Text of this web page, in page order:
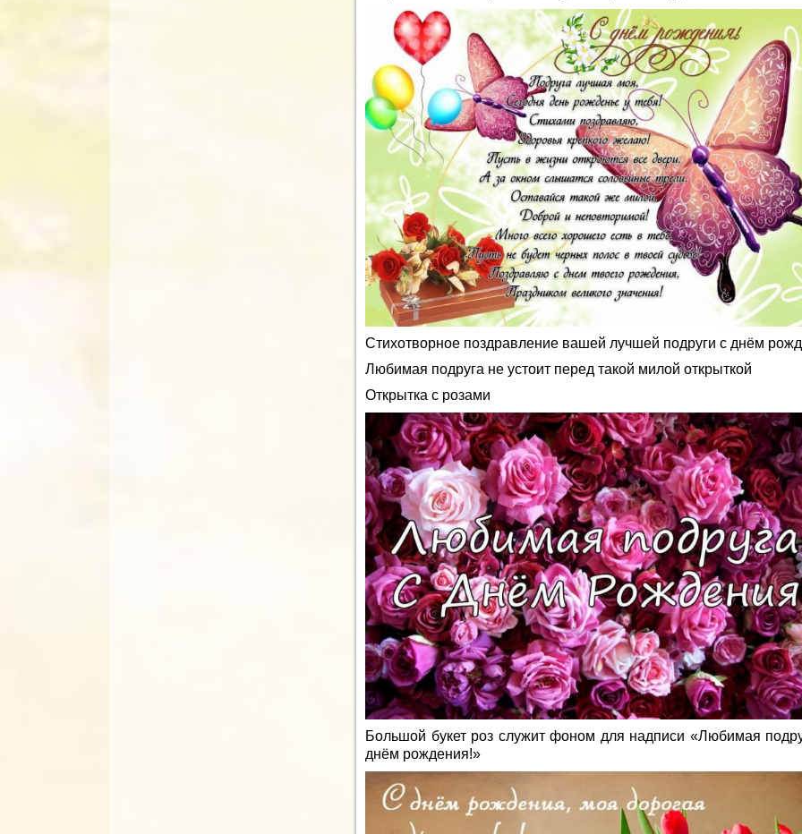
Стихотворное поздравление вашей лучшей подруги с днём
Любимая подруга не устоит перед такой милой открыткой
Открытка с розами
Большой букет роз служит фоном для надписи «Любимая
днём рождения!»